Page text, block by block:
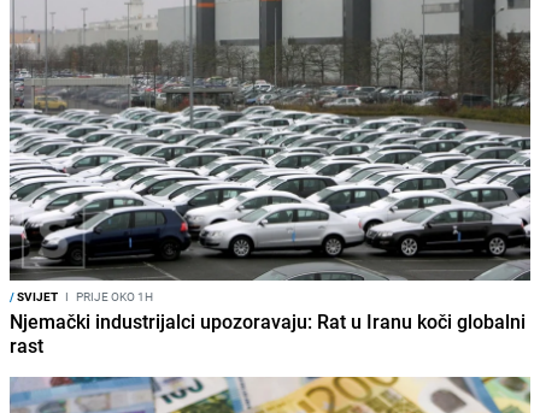
/SVIJET I PRIJE OKO 1H
Njemački industrijalci upozoravaju: Rat u Iranu koči globalni
rast